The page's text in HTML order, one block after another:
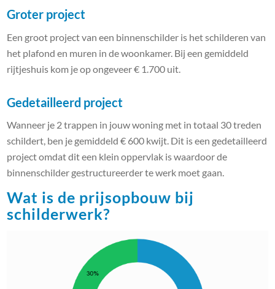
Groter project
Een groot project van een binnenschilder is het schilderen van
het plafond en muren in de woonkamer. Bij een gemiddeld
rijtjeshuis kom je op ongeveer € 1.700 uit.
Gedetailleerd project
Wanneer je 2 trappen in jouw woning met in totaal 30 treden
schildert, ben je gemiddeld € 600 kwijt. Dit is een gedetailleerd
project omdat dit een klein oppervlak is waardoor de
binnenschilder gestructureerder te werk moet gaan.
Wat is de prijsopbouw bij
schilderwerk?